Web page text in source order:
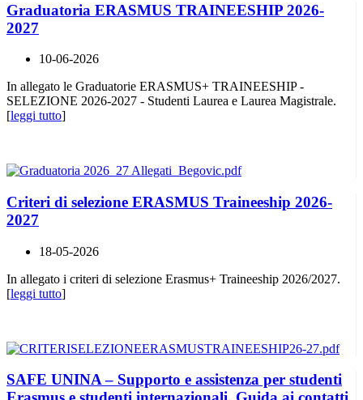
Graduatoria ERASMUS TRAINEESHIP 2026-
2027
10-06-2026
In allegato le Graduatorie ERASMUS+ TRAINEESHIP -
SELEZIONE 2026-2027 - Studenti Laurea e Laurea Magistrale.
[leggi tutto]
Criteri di selezione ERASMUS Traineeship 2026-
2027
18-05-2026
In allegato i criteri di selezione Erasmus+ Traineeship 2026/2027.
[leggi tutto]
SAFE UNINA – Supporto e assistenza per studenti